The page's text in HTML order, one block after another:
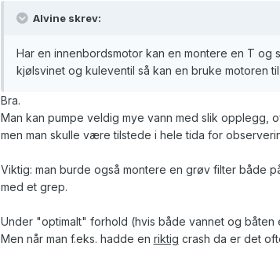
Alvine skrev:
Har en innenbordsmotor kan en montere en T og
kjølsvinet og kuleventil så kan en bruke motoren
Bra.
Man kan pumpe veldig mye vann med slik opplegg,
men man skulle være tilstede i hele tida for
Viktig: man burde også montere en grøv filter både
med et grep.
Under "optimalt" forhold (hvis både vannet og båten
Men når man f.eks. hadde en riktig crash da er det